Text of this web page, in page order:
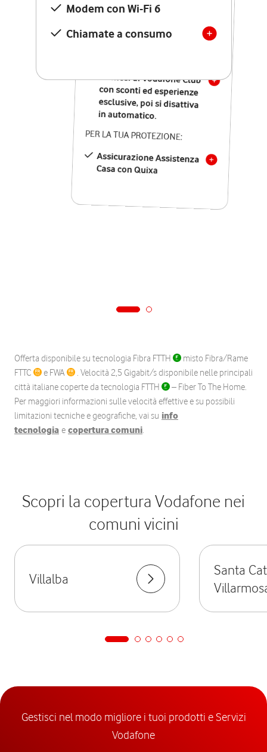
Modem con Wi-Fi 6
Chiamate a consumo
Chiamate illimitate verso
numeri fissi e mobili
nazionali
12 mesi di Vodafone Club
con sconti ed esperienze
esclusive, poi si disattiva
in automatico.
PER LA TUA PROTEZIONE:
Assicurazione Assistenza
Casa con Quixa
Offerta disponibile su tecnologia Fibra FTTH
misto Fibra/Rame
FTTC
e FWA
. Velocità 2,5 Gigabit/s disponibile nelle principali
città italiane coperte da tecnologia FTTH
– Fiber To The Home.
Per maggiori informazioni sulle velocità effettive e su possibili
limitazioni tecniche e geografiche, vai su info
tecnologia e copertura comuni.
Scopri la copertura Vodafone nei
comuni vicini
Villalba
Santa
Gestisci nel modo migliore i tuoi prodotti e Servizi
Vodafone